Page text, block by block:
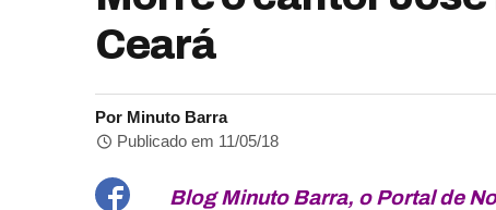
Ceará
Por Minuto Barra
Publicado em 11/05/18
Blog Minuto Barra, o Portal de